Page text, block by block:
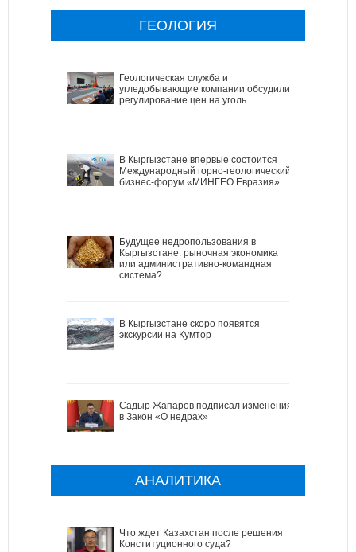
ГЕОЛОГИЯ
Геологическая служба и
угледобывающие компании обсудили
регулирование цен на уголь
В Кыргызстане впервые состоится
Международный горно-геологический
бизнес-форум «МИНГЕО Евразия»
Будущее недропользования в
Кыргызстане: рыночная экономика
или административно-командная
система?
В Кыргызстане скоро появятся
экскурсии на Кумтор
Садыр Жапаров подписал изменения
в Закон «О недрах»
АНАЛИТИКА
Что ждет Казахстан после решения
Конституционного суда?